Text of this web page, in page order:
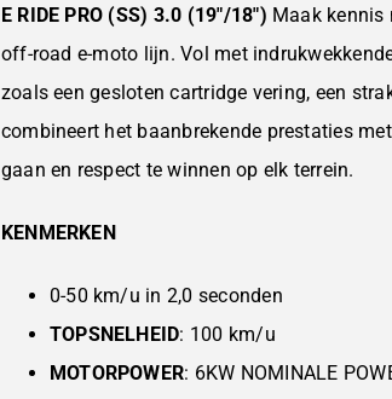
E RIDE PRO (SS) 3.0 (19″/18″) Maak kennis
off-road e-moto lijn. Vol met
zoals een gesloten cartridge vering, een
combineert het baanbrekende prestaties
gaan en respect te winnen op elk terrein.
KENMERKEN
0-50 km/u in 2,0 seconden
TOPSNELHEID: 100 km/u
MOTORPOWER: 6KW NOMINALE